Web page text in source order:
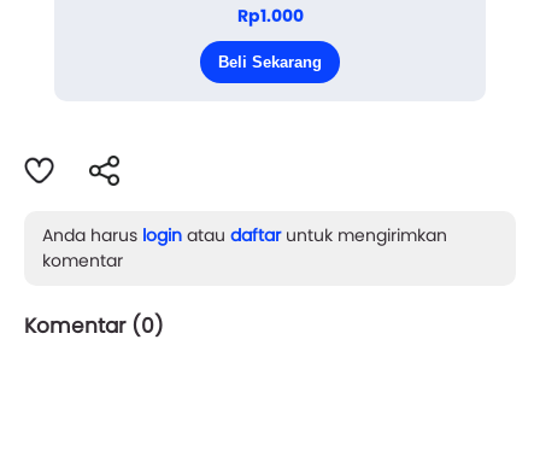
ia tidak pernah ambil pusing soal peringkat. Tidak
seperti kakaknya, yang selalu menj...
Rp1.000
Beli Sekarang
Anda harus login atau daftaruntuk mengirimkan
komentar
Komentar (0)